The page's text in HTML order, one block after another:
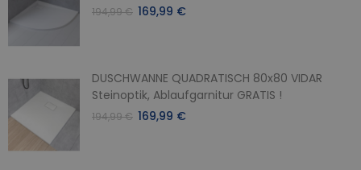
194,99 € 169,99 €
DUSCHWANNE QUADRATISCH 80x80 VIDAR
Steinoptik, Ablaufgarnitur GRATIS !
194,99 € 169,99 €